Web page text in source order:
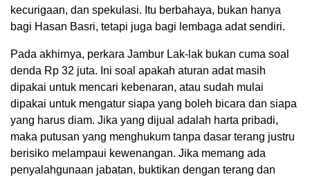
kecurigaan, dan spekulasi. Itu berbahaya, bukan hanya
bagi Hasan Basri, tetapi juga bagi lembaga adat sendiri.
Pada akhirnya, perkara Jambur Lak-lak bukan cuma soal
denda Rp 32 juta. Ini soal apakah aturan adat masih
dipakai untuk mencari kebenaran, atau sudah mulai
dipakai untuk mengatur siapa yang boleh bicara dan siapa
yang harus diam. Jika yang dijual adalah harta pribadi,
maka putusan yang menghukum tanpa dasar terang justru
berisiko melampaui kewenangan. Jika memang ada
penyalahgunaan jabatan, buktikan dengan terang dan